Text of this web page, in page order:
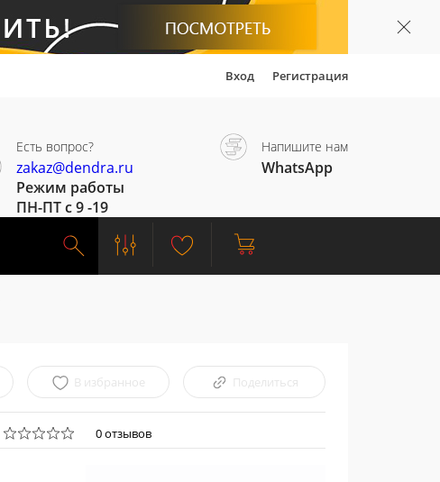
Вход Регистрация
Есть вопрос?
zakaz@dendra.ru
Режим работы
ПН-ПТ с 9 -19
Напишите нам
WhatsApp
В избранное Поделиться
0 отзывов